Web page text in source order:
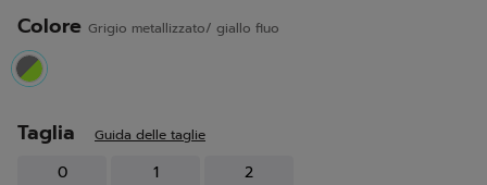
Colore Grigio metallizzato/ giallo fluo
selected
Taglia Guida delle taglie
0 1
2